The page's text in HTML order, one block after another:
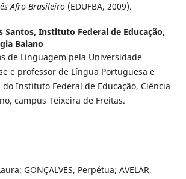
Afro-Brasileiro(EDUFBA, 2009).
Santos, Instituto Federal de Educação,
Baiano
de Linguagem pela Universidade
e professor de Língua Portuguesa e
Instituto Federal de Educação, Ciência
campus Teixeira de Freitas.
GONÇALVES, Perpétua; AVELAR,